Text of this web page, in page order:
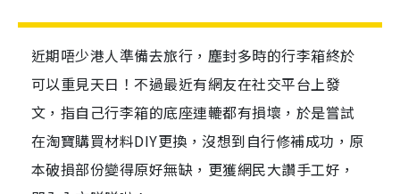
近期唔少港人準備去旅行，塵封多時的行李箱終於
可以重見天日！不過最近有網友在社交平台上發
文，指自己行李箱的底座連轆都有損壞，於是嘗試
在淘寶購買材料DIY更換，沒想到自行修補成功，原
本破損部份變得原好無缺，更獲網民大讚手工好，